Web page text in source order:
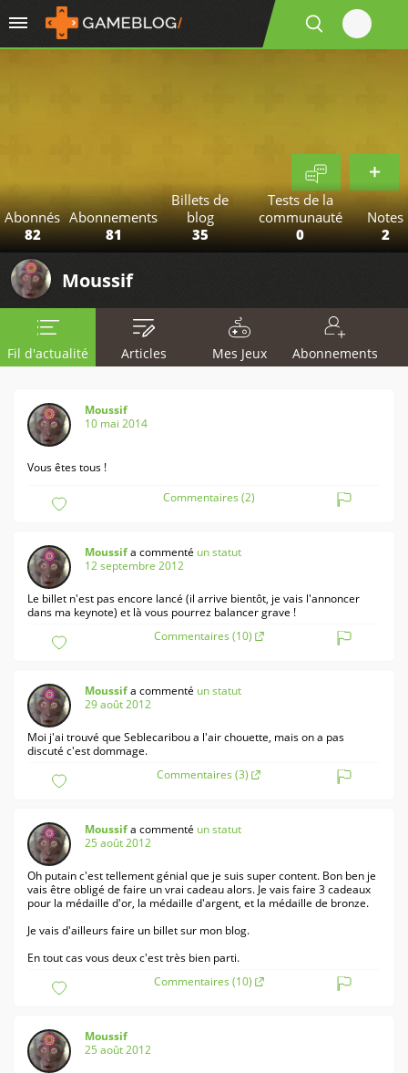
Abonnés
82
Abonnements
81
Billets de
blog
35
Tests de la
communauté
0
Notes
2
Moussif
Fil d'actualité Articles Mes Jeux Abonnements
Moussif
10 mai 2014
Vous êtes tous !
Commentaires (2)
Moussifa commenté un statut
12 septembre 2012
Le billet n'est pas encore lancé (il arrive bientôt, je vais l'annoncer
dans ma keynote) et là vous pourrez balancer grave !
Commentaires (10)
Moussifa commenté un statut
29 août 2012
Moi j'ai trouvé que Seblecaribou a l'air chouette, mais on a pas
discuté c'est dommage.
Commentaires (3)
Moussifa commenté un statut
25 août 2012
Oh putain c'est tellement génial que je suis super content. Bon ben je
vais être obligé de faire un vrai cadeau alors. Je vais faire 3 cadeaux
pour la médaille d'or, la médaille d'argent, et la médaille de bronze.
Je vais d'ailleurs faire un billet sur mon blog.
En tout cas vous deux c'est très bien parti.
Commentaires (10)
Moussif
25 août 2012